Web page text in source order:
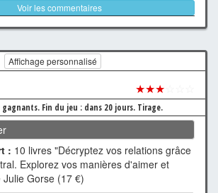
Voir les commentaires
Affichage personnalisé
★★★
gagnants. Fin du jeu : dans 20 jours. Tirage.
: 10 livres "Décryptez vos relations grâce
Explorez vos manières d'aimer et
Gorse (17 €)